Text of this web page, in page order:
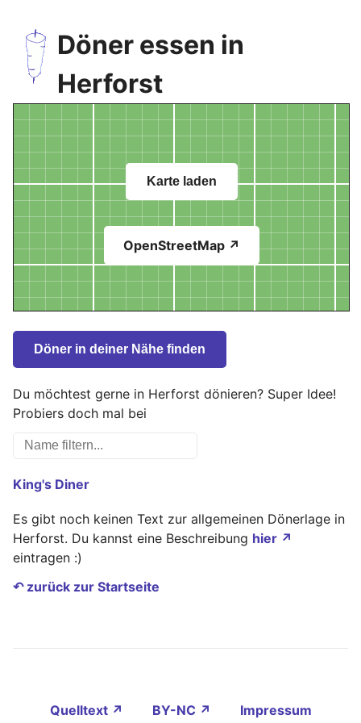
Döner essen in
Herforst
Karte laden
OpenStreetMap ↗
Döner in deiner Nähe finden
Du möchtest gerne in Herforst dönieren? Super Idee!
Probiers doch mal bei
King's Diner
Es gibt noch keinen Text zur allgemeinen Dönerlage in
Herforst. Du kannst eine Beschreibung hier ↗
eintragen :)
↶ zurück zur Startseite
Quelltext ↗ BY-NC ↗
Impressum